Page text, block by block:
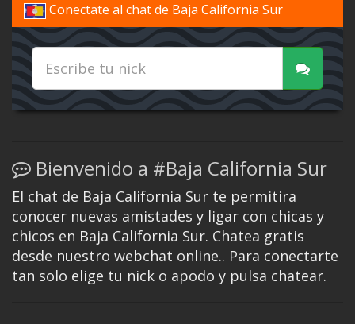
Conectate al chat de Baja California Sur
Bienvenido a #Baja California Sur
El chat de Baja California Sur te permitira
conocer nuevas amistades y ligar con chicas y
chicos en Baja California Sur. Chatea gratis
desde nuestro webchat online.. Para conectarte
tan solo elige tu nick o apodo y pulsa chatear.